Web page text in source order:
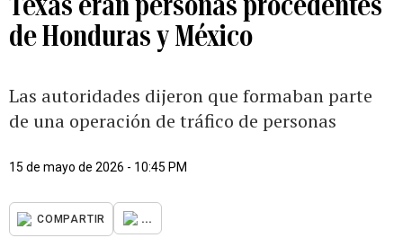
de Honduras y México
Las autoridades dijeron que formaban parte
de una operación de tráfico de personas
15 de mayo de 2026 - 10:45 PM
COMPARTIR ...